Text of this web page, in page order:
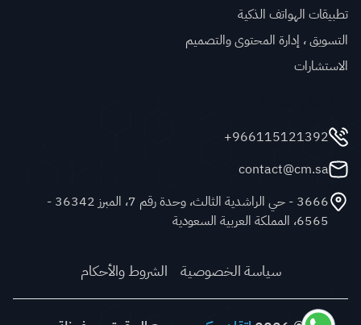
تطبيقات الهواتف الذكية
التسويق ، إدارة المحتوى والتصميم
الاستشارات
966115121392+
contact@cm.sa
3666 - حي الراشدية الثالث، وحدة رقم 7، المبرز 36342 -
6565، المملكة العربية السعودية
سياسة الخصوصية الشروط والأحكام